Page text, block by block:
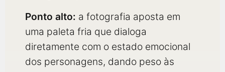
Ponto alto: a fotografia aposta em
uma paleta fria que dialoga
diretamente com o estado emocional
dos personagens, dando peso às